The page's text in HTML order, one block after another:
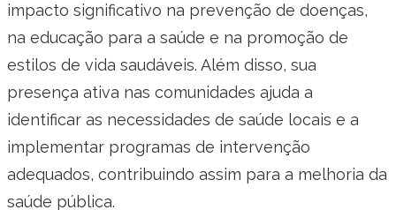
impacto significativo na prevenção de doenças,
na educação para a saúde e na promoção de
estilos de vida saudáveis. Além disso, sua
presença ativa nas comunidades ajuda a
identificar as necessidades de saúde locais e a
implementar programas de intervenção
adequados, contribuindo assim para a melhoria da
saúde pública.